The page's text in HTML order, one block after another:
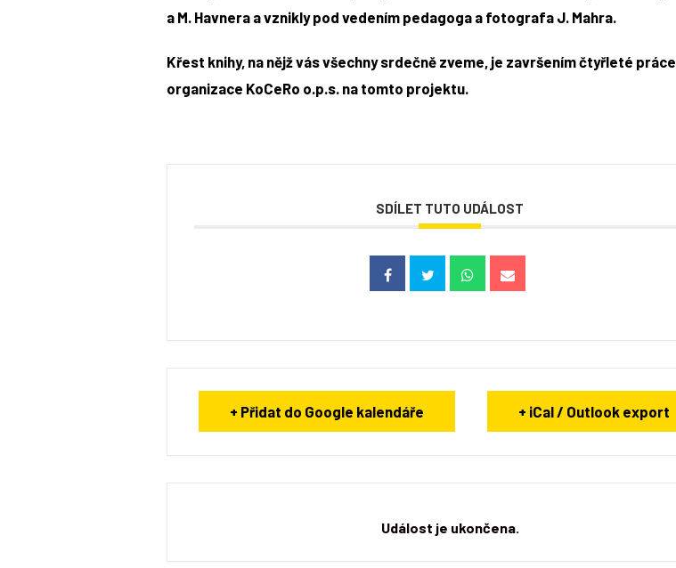
a M. Havnera a vznikly pod vedením pedagoga a fotografa J. Mahra.
Křest knihy, na nějž vás všechny srdečně zveme, je završením čtyřleté práce
organizace KoCeRo o.p.s. na tomto projektu.
SDÍLET TUTO UDÁLOST
+ Přidat do Google kalendáře + iCal / Outlook export
Událost je ukončena.